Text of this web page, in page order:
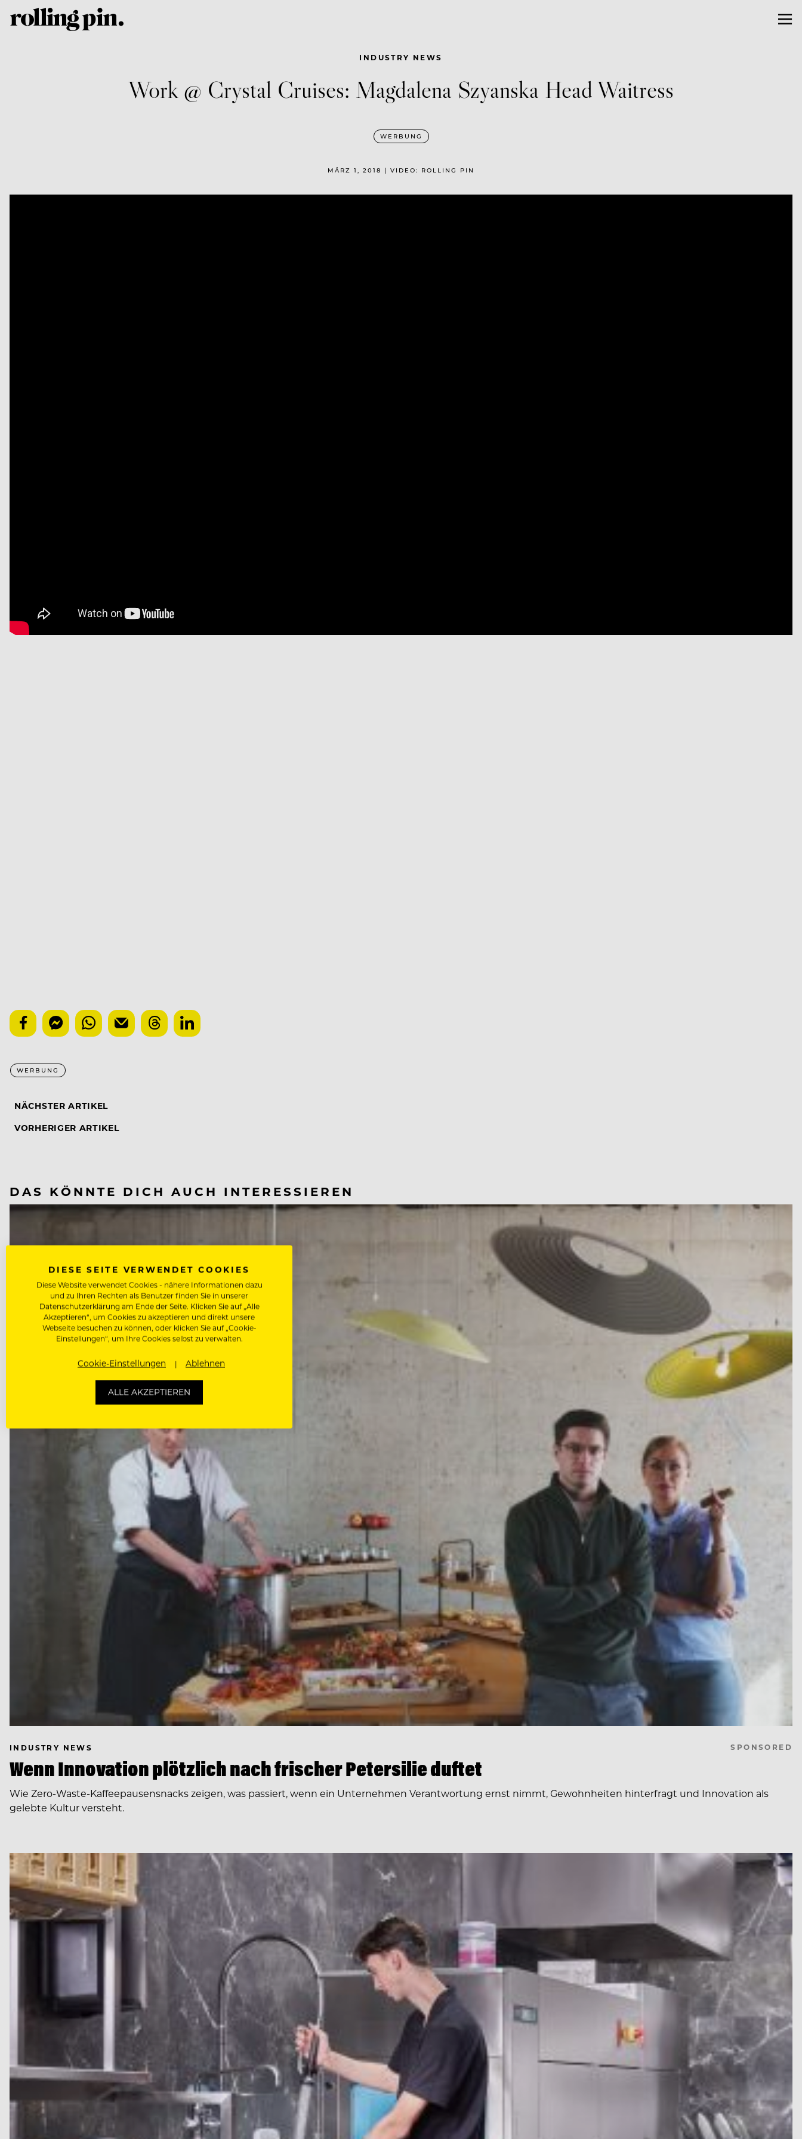
INDUSTRY NEWS
Work @ Crystal Cruises: Magdalena Szyanska Head Waitress
WERBUNG
MÄRZ 1, 2018 | VIDEO: ROLLING PIN
WERBUNG
NÄCHSTER ARTIKEL
VORHERIGER ARTIKEL
DAS KÖNNTE DICH AUCH INTERESSIEREN
INDUSTRY NEWS SPONSORED
Wenn Innovation plötzlich nach frischer Petersilie duftet
Wie Zero-Waste-Kaffeepausensnacks zeigen, was passiert, wenn ein Unternehmen Verantwortung ernst nimmt, Gewohnheiten hinterfragt und Innovation als
gelebte Kultur versteht.
DIESE SEITE VERWENDET COOKIES
Diese Website verwendet Cookies - nähere Informationen dazu
und zu Ihren Rechten als Benutzer finden Sie in unserer
Datenschutzerklärung am Ende der Seite. Klicken Sie auf „Alle
Akzeptieren“, um Cookies zu akzeptieren und direkt unsere
Webseite besuchen zu können, oder klicken Sie auf „Cookie-
Einstellungen“, um Ihre Cookies selbst zu verwalten.
Cookie-Einstellungen Ablehnen
ALLE AKZEPTIEREN